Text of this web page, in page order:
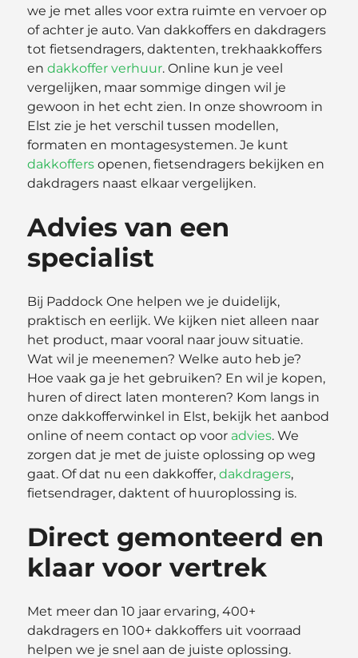
we je met alles voor extra ruimte en vervoer op
of achter je auto. Van dakkoffers en dakdragers
tot fietsendragers, daktenten, trekhaakkoffers
endakkoffer verhuur. Online kun je veel
vergelijken, maar sommige dingen wil je
gewoon in het echt zien. In onze showroom in
Elst zie je het verschil tussen modellen,
formaten en montagesystemen. Je kunt
dakkoffers openen, fietsendragers bekijken en
dakdragers naast elkaar vergelijken.
Advies van een
specialist
Bij Paddock One helpen we je duidelijk,
praktisch en eerlijk. We kijken niet alleen naar
het product, maar vooral naar jouw situatie.
Wat wil je meenemen? Welke auto heb je?
Hoe vaak ga je het gebruiken? En wil je kopen,
huren of direct laten monteren? Kom langs in
onze dakkofferwinkel in Elst, bekijk het aanbod
online of neem contact op voor advies. We
zorgen dat je met de juiste oplossing op weg
gaat. Of dat nu een dakkoffer,dakdragers,
fietsendrager, daktent of huuroplossing is.
Direct gemonteerd en
klaar voor vertrek
Met meer dan 10 jaar ervaring, 400+
dakdragers en 100+ dakkoffers uit voorraad
helpen we je snel aan de juiste oplossing.